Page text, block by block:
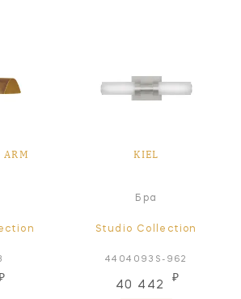
ARM KIEL
Бра
Studio Collection
4404093S-962
40 442
₽